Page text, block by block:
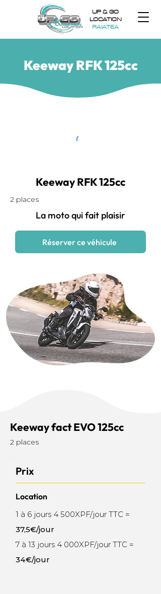
UP & GO
LOCATION
RAIATEA
Keeway RFK 125cc
Keeway RFK 125cc
2 places
La moto qui fait plaisir
Réserver ce véhicule
Keeway fact EVO 125cc
2 places
Prix
Location
1 à 6 jours 4 500XPF/jour TTC =
37,5€/jour
7 à 13 jours 4 000XPF/jour TTC =
34€/jour